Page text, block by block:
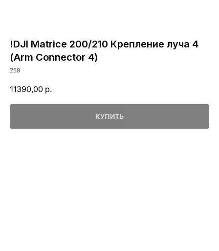
!DJI Matrice 200/210 Крепление луча 4
(Arm Connector 4)
259
11390,00 р.
КУПИТЬ